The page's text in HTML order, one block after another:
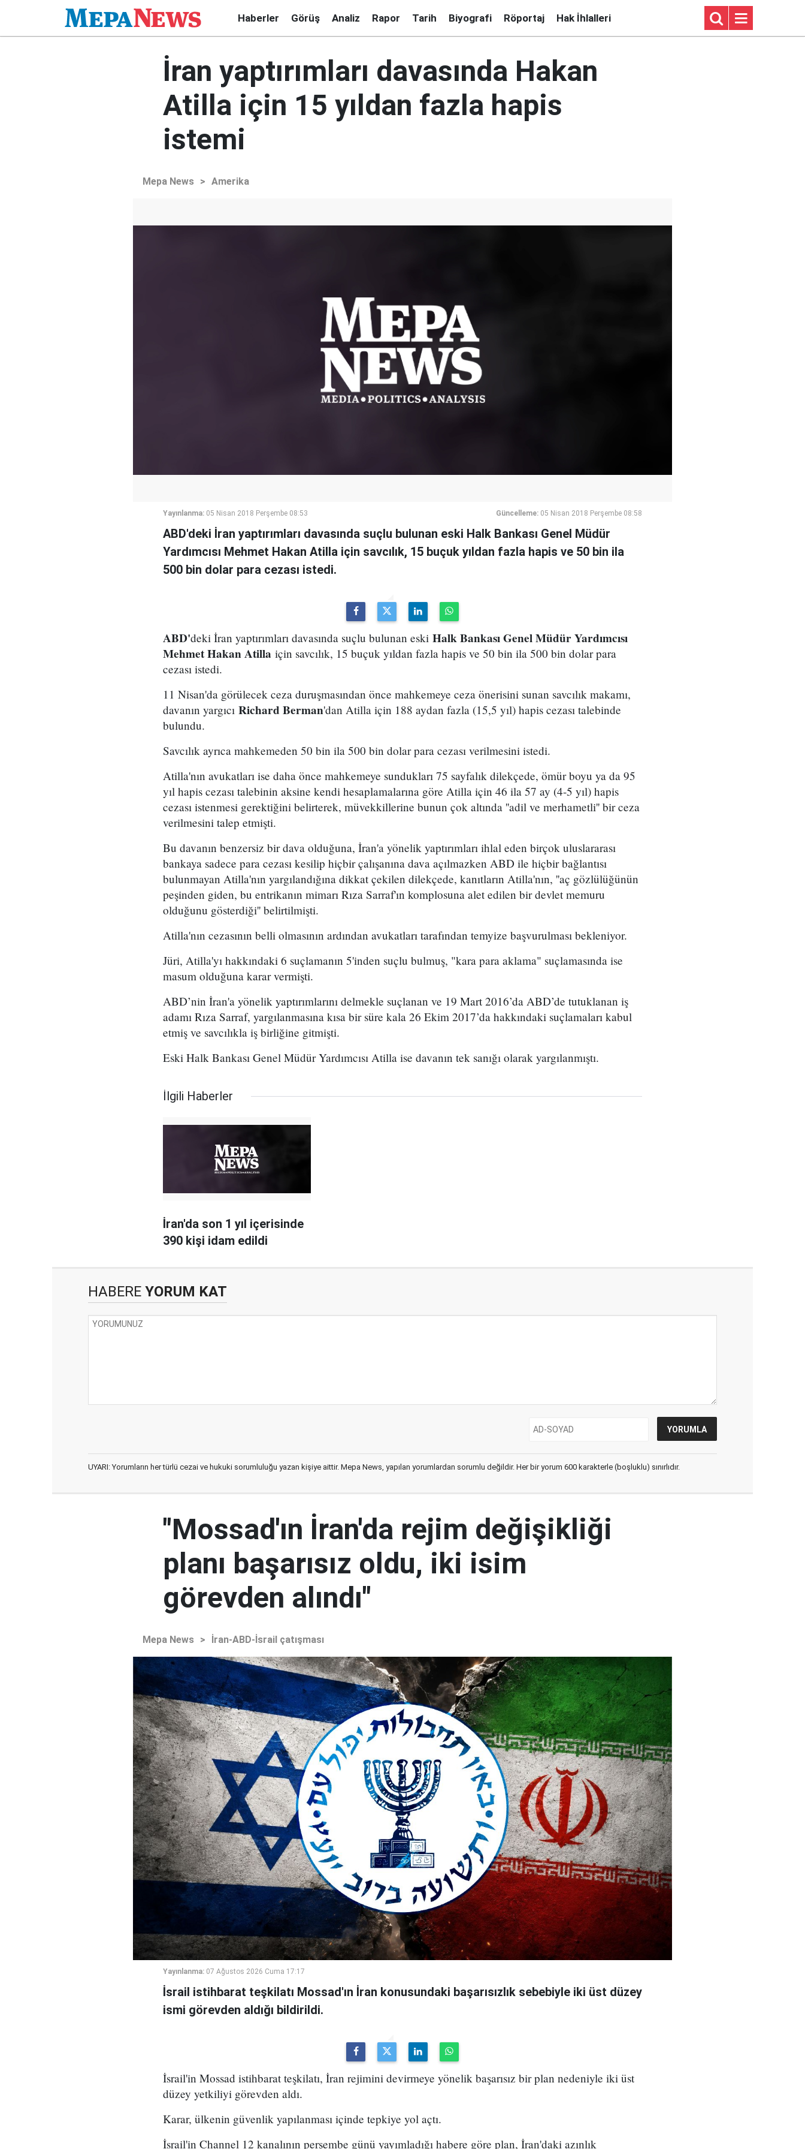
Haberler Görüş Analiz Rapor Tarih Biyografi Röportaj Hak İhlalleri
İran yaptırımları davasında Hakan
Atilla için 15 yıldan fazla hapis
istemi
Mepa News > Amerika
Yayınlanma: 05 Nisan 2018 Perşembe 08:53 Güncelleme: 05 Nisan 2018 Perşembe 08:58
ABD'deki İran yaptırımları davasında suçlu bulunan eski Halk Bankası Genel Müdür
Yardımcısı Mehmet Hakan Atilla için savcılık, 15 buçuk yıldan fazla hapis ve 50 bin ila
500 bin dolar para cezası istedi.
ABD'deki İran yaptırımları davasında suçlu bulunan eski Halk Bankası Genel Müdür Yardımcısı
Mehmet Hakan Atilla için savcılık, 15 buçuk yıldan fazla hapis ve 50 bin ila 500 bin dolar para
cezası istedi.
11 Nisan'da görülecek ceza duruşmasından önce mahkemeye ceza önerisini sunan savcılık makamı,
davanın yargıcı Richard Berman'dan Atilla için 188 aydan fazla (15,5 yıl) hapis cezası talebinde
bulundu.
Savcılık ayrıca mahkemeden 50 bin ila 500 bin dolar para cezası verilmesini istedi.
Atilla'nın avukatları ise daha önce mahkemeye sundukları 75 sayfalık dilekçede, ömür boyu ya da 95
yıl hapis cezası talebinin aksine kendi hesaplamalarına göre Atilla için 46 ila 57 ay (4-5 yıl) hapis
cezası istenmesi gerektiğini belirterek, müvekkillerine bunun çok altında ''adil ve merhametli'' bir ceza
verilmesini talep etmişti.
Bu davanın benzersiz bir dava olduğuna, İran'a yönelik yaptırımları ihlal eden birçok uluslararası
bankaya sadece para cezası kesilip hiçbir çalışanına dava açılmazken ABD ile hiçbir bağlantısı
bulunmayan Atilla'nın yargılandığına dikkat çekilen dilekçede, kanıtların Atilla'nın, ''aç gözlülüğünün
peşinden giden, bu entrikanın mimarı Rıza Sarraf'ın komplosuna alet edilen bir devlet memuru
olduğunu gösterdiği'' belirtilmişti.
Atilla'nın cezasının belli olmasının ardından avukatları tarafından temyize başvurulması bekleniyor.
Jüri, Atilla'yı hakkındaki 6 suçlamanın 5'inden suçlu bulmuş, "kara para aklama" suçlamasında ise
masum olduğuna karar vermişti.
ABD’nin İran'a yönelik yaptırımlarını delmekle suçlanan ve 19 Mart 2016’da ABD’de tutuklanan iş
adamı Rıza Sarraf, yargılanmasına kısa bir süre kala 26 Ekim 2017’da hakkındaki suçlamaları kabul
etmiş ve savcılıkla iş birliğine gitmişti.
Eski Halk Bankası Genel Müdür Yardımcısı Atilla ise davanın tek sanığı olarak yargılanmıştı.
İlgili Haberler
İran'da son 1 yıl içerisinde
390 kişi idam edildi
HABERE YORUM KAT
UYARI: Yorumların her türlü cezai ve hukuki sorumluluğu yazan kişiye aittir. Mepa News, yapılan yorumlardan sorumlu değildir. Her bir yorum 600 karakterle (boşluklu) sınırlıdır.
"Mossad'ın İran'da rejim değişikliği
planı başarısız oldu, iki isim
görevden alındı"
Mepa News > İran-ABD-İsrail çatışması
Yayınlanma: 07 Ağustos 2026 Cuma 17:17
İsrail istihbarat teşkilatı Mossad'ın İran konusundaki başarısızlık sebebiyle iki üst düzey
ismi görevden aldığı bildirildi.
İsrail'in Mossad istihbarat teşkilatı, İran rejimini devirmeye yönelik başarısız bir plan nedeniyle iki üst
düzey yetkiliyi görevden aldı.
Karar, ülkenin güvenlik yapılanması içinde tepkiye yol açtı.
İsrail'in Channel 12 kanalının perşembe günü yayımladığı habere göre plan, İran'daki azınlık